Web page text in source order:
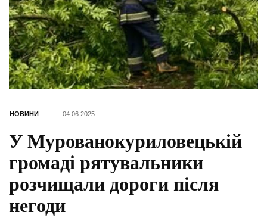
НОВИНИ 04.06.2025
У Мурованокуриловецькій
громаді рятувальники
розчищали дороги після
негоди